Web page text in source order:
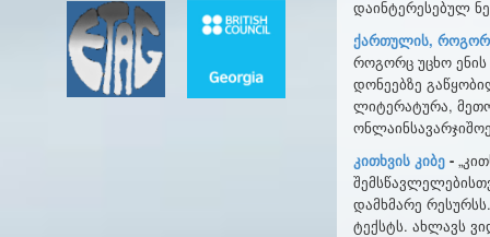
დაინტერესებულ
ქართულის,
როგორც უცხო
დონეებზე
ლიტერატურა,
კითხვის კიბე-
დამხმარე
ტექსტს. ახლავს